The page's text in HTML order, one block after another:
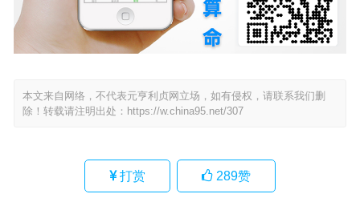
本文来自网络，不代表元亨利贞网立场，如有侵权，请联系我们删
除！转载请注明出处： https://w.china95.net/307
打赏 289赞